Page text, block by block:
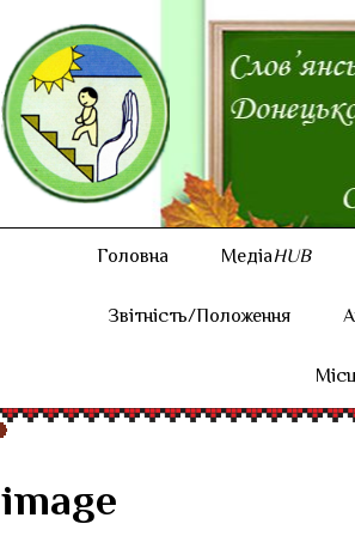
Головна МедіаHUB
Звітність/Положення
image